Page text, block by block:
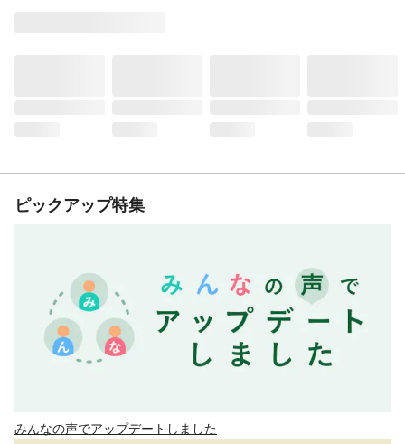
ピックアップ特集
みんなの声でアップデートしました